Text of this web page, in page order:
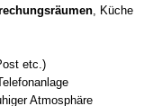
, Küche
etc.)
Atmosphäre